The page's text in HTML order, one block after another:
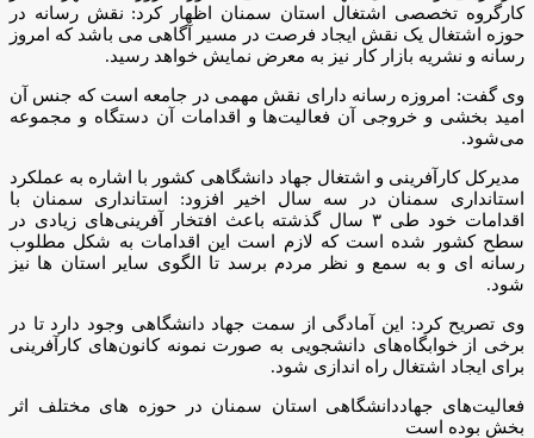
کارگروه تخصصی اشتغال استان سمنان اظهار کرد: نقش رسانه در
حوزه اشتغال یک نقش ایجاد فرصت در مسیر آگاهی می باشد که امروز
رسانه و نشریه بازار کار نیز به معرض نمایش خواهد رسید.
وی گفت: امروزه رسانه دارای نقش مهمی در جامعه است که جنس آن
امید بخشی و خروجی آن فعالیت‌ها و اقدامات آن دستگاه و مجموعه
می‌شود.
مدیرکل کارآفرینی و اشتغال جهاد دانشگاهی کشور با اشاره به عملکرد
استانداری سمنان در سه سال اخیر افزود: استانداری سمنان با
اقدامات خود طی ۳ سال گذشته باعث افتخار آفرینی‌های زیادی در
سطح کشور شده است که لازم است این اقدامات به شکل مطلوب
رسانه ای و به سمع و نظر مردم برسد تا الگوی سایر استان ها نیز
شود.
وی تصریح کرد: این‌ آمادگی از سمت جهاد دانشگاهی وجود دارد تا در
برخی از خوابگاه‌های دانشجویی به صورت نمونه کانون‌های کارآفرینی
برای ایجاد اشتغال راه اندازی شود.
فعالیت‌های جهاددانشگاهی استان سمنان در حوزه های مختلف اثر
بخش بوده است